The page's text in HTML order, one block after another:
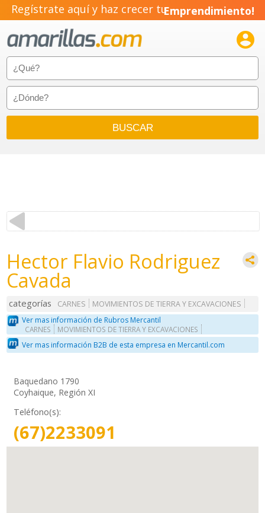
Regístrate aquí y haz crecer tuEmprendimiento!

Hector Flavio Rodriguez
Cavada
categorías CARNES
MOVIMIENTOS DE TIERRA Y EXCAVACIONES
Ver mas información de Rubros Mercantil
CARNES MOVIMIENTOS DE TIERRA Y EXCAVACIONES
Ver mas información B2B de esta empresa en Mercantil.com
Baquedano 1790
Coyhaique, Región XI
Teléfono(s):
(67)2233091